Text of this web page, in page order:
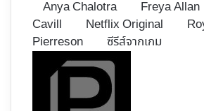
Anya Chalotra
Freya Allan
Cavill
Netflix Original
Pierreson
ซีรีส์จากเกม